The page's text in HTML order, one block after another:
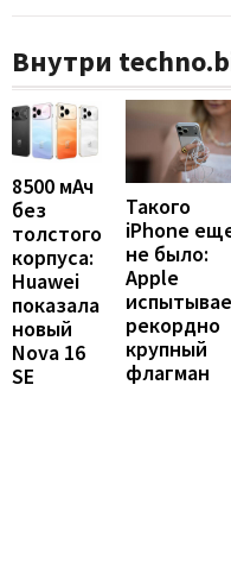
Внутри
8500 мАч
без
толстого
корпуса:
Huawei
показала
новый
Nova 16
SE
Такого
iPhone
не было:
Apple
рекордно
крупный
флагман